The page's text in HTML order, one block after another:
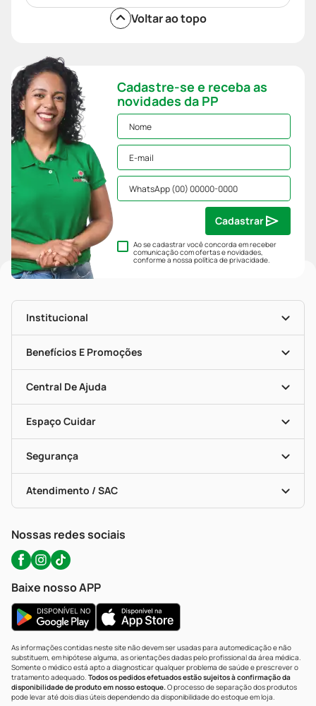
Voltar ao topo
Cadastre-se e receba as
novidades da PP
Ao se cadastrar você concorda em receber
comunicação com ofertas e novidades,
conforme a nossapolítica de privacidade.
Cadastrar
Institucional
Nossas Lojas
Mapa De Categorias
Blog Da PP
Seja Uma Loja Parceira
Benefícios E Promoções
Convênios
Programa Popular Do Brasil
Encarte De Ofertas
Dermaclub
Descontos De Laboratório (PBM)
Cupons E Ofertas
Central De Ajuda
Recompra Programada
Compras Com Receita
Alomed (tele-Entrega)
Formas De Pagamento
Troca E Devolução
Bulas De A A Z
Políticas De Marketplace
Espaço Cuidar
Serviços Farmacêuticos
Testes Rápidos
Autoteste Covid-19
Segurança
Portal Da Privacidade
Atendimento / SAC
Nossas redes sociais
Baixe nosso APP
As informações contidas neste site não devem ser usadas para automedicação e não
substituem, em hipótese alguma, as orientações dadas pelo profissional da área médica.
Somente o médico está apto a diagnosticar qualquer problema de saúde e prescrever o
tratamento adequado. Todos os pedidos efetuados estão sujeitos à confirmação da
disponibilidade de produto em nosso estoque.O processo de separação dos produtos
pode levar até dois dias úteis dependendo da disponibilidade do estoque em loja.